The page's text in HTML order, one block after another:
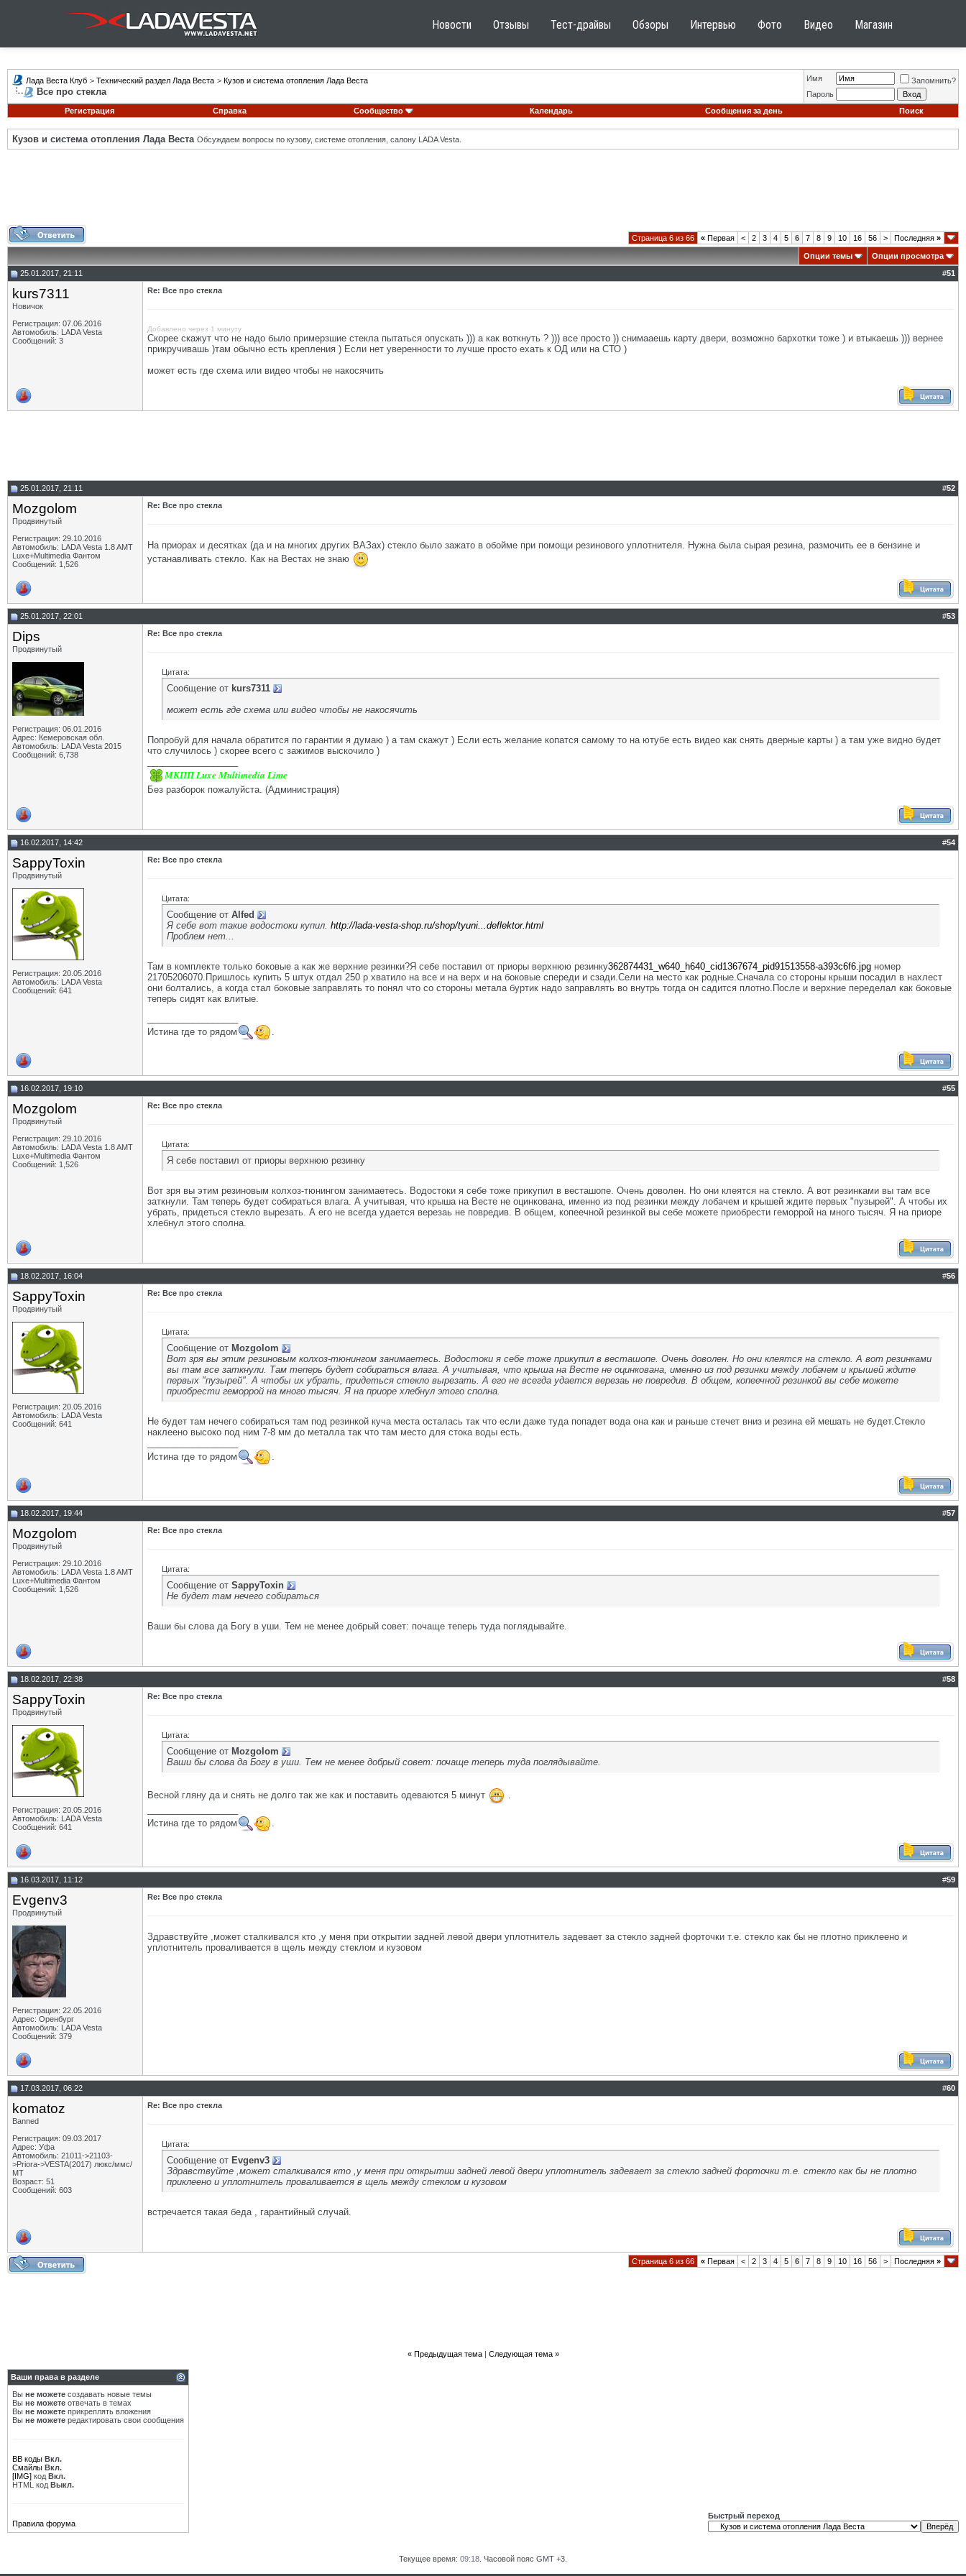
Новости Отзывы Тест-драйвы Обзоры Интервью Фото Видео Магазин
Лада Веста Клуб > Технический раздел Лада Веста > Кузов и система отопления Лада Веста
Все про стекла
Имя
Запомнить?
Пароль
Регистрация
Справка Сообщество Календарь Сообщения за день Поиск
Кузов и система отопления Лада Веста Обсуждаем вопросы по кузову, системе отопления, салону LADA Vesta.
Страница 6 из 66 « Первая < 2 3 4 5 6 7 8 9 10 16 56 > Последняя »
Опции темы
Опции просмотра
25.01.2017, 21:11
#51
kurs7311
Новичок
Регистрация: 07.06.2016
Автомобиль: LADA Vesta
Сообщений: 3
Re: Все про стекла
Добавлено через 1 минуту
Скорее скажут что не надо было примерзшие стекла пытаться опускать ))) а как воткнуть ? ))) все просто )) снимааешь карту двери, возможно бархотки тоже ) и втыкаешь ))) вернее
прикручивашь )там обычно есть крепления ) Если нет уверенности то лучше просто ехать к ОД или на СТО )
может есть где схема или видео чтобы не накосячить
25.01.2017, 21:11 #52
Mozgolom
Продвинутый
Регистрация: 29.10.2016
Автомобиль: LADA Vesta 1.8 AMT
Luxe+Multimedia Фантом
Сообщений: 1,526
Re: Все про стекла
На приорах и десятках (да и на многих других ВАЗах) стекло было зажато в обойме при помощи резинового уплотнителя. Нужна была сырая резина, размочить ее в бензине и
устанавливать стекло. Как на Вестах не знаю
25.01.2017, 22:01 #53
Dips
Продвинутый
Регистрация: 06.01.2016
Адрес: Кемеровская обл.
Автомобиль: LADA Vesta 2015
Сообщений: 6,738
Re: Все про стекла
Цитата:
Сообщение от kurs7311
может есть где схема или видео чтобы не накосячить
Попробуй для начала обратится по гарантии я думаю ) а там скажут ) Если есть желание копатся самому то на ютубе есть видео как снять дверные карты ) а там уже видно будет
что случилось ) скорее всего с зажимов выскочило )
МКПП Luxe Multimedia Lime
Без разборок пожалуйста. (Администрация)
16.02.2017, 14:42 #54
SappyToxin
Продвинутый
Регистрация: 20.05.2016
Автомобиль: LADA Vesta
Сообщений: 641
Re: Все про стекла
Цитата:
Сообщение от Alfed
Я себе вот такие водостоки купил. http://lada-vesta-shop.ru/shop/tyuni...deflektor.html
Проблем нет...
Там в комплекте только боковые а как же верхние резинки?Я себе поставил от приоры верхнюю резинку362874431_w640_h640_cid1367674_pid91513558-a393c6f6.jpg номер
21705206070.Пришлось купить 5 штук отдал 250 р хватило на все и на верх и на боковые спереди и сзади.Сели на место как родные.Сначала со стороны крыши посадил в нахлест
они болтались, а когда стал боковые заправлять то понял что со стороны метала буртик надо заправлять во внутрь тогда он садится плотно.После и верхние переделал как боковые
теперь сидят как влитые.
Истина где то рядом
16.02.2017, 19:10 #55
Mozgolom
Продвинутый
Регистрация: 29.10.2016
Автомобиль: LADA Vesta 1.8 AMT
Luxe+Multimedia Фантом
Сообщений: 1,526
Re: Все про стекла
Цитата:
Я себе поставил от приоры верхнюю резинку
Вот зря вы этим резиновым колхоз-тюнингом занимаетесь. Водостоки я себе тоже прикупил в весташопе. Очень доволен. Но они клеятся на стекло. А вот резинками вы там все
заткнули. Там теперь будет собираться влага. А учитывая, что крыша на Весте не оцинкована, именно из под резинки между лобачем и крышей ждите первых "пузырей". А чтобы их
убрать, придеться стекло вырезать. А его не всегда удается верезаь не повредив. В общем, копеечной резинкой вы себе можете приобрести геморрой на много тысяч. Я на приоре
хлебнул этого сполна.
18.02.2017, 16:04 #56
SappyToxin
Продвинутый
Регистрация: 20.05.2016
Автомобиль: LADA Vesta
Сообщений: 641
Re: Все про стекла
Цитата:
Сообщение от Mozgolom
Вот зря вы этим резиновым колхоз-тюнингом занимаетесь. Водостоки я себе тоже прикупил в весташопе. Очень доволен. Но они клеятся на стекло. А вот резинками
вы там все заткнули. Там теперь будет собираться влага. А учитывая, что крыша на Весте не оцинкована, именно из под резинки между лобачем и крышей ждите
первых "пузырей". А чтобы их убрать, придеться стекло вырезать. А его не всегда удается верезаь не повредив. В общем, копеечной резинкой вы себе можете
приобрести геморрой на много тысяч. Я на приоре хлебнул этого сполна.
Не будет там нечего собираться там под резинкой куча места осталась так что если даже туда попадет вода она как и раньше стечет вниз и резина ей мешать не будет.Стекло
наклеено высоко под ним 7-8 мм до металла так что там место для стока воды есть.
Истина где то рядом
18.02.2017, 19:44 #57
Mozgolom
Продвинутый
Регистрация: 29.10.2016
Автомобиль: LADA Vesta 1.8 AMT
Luxe+Multimedia Фантом
Сообщений: 1,526
Re: Все про стекла
Цитата:
Сообщение от SappyToxin
Не будет там нечего собираться
Ваши бы слова да Богу в уши. Тем не менее добрый совет: почаще теперь туда поглядывайте.
18.02.2017, 22:38 #58
SappyToxin
Продвинутый
Регистрация: 20.05.2016
Автомобиль: LADA Vesta
Сообщений: 641
Re: Все про стекла
Цитата:
Сообщение от Mozgolom
Ваши бы слова да Богу в уши. Тем не менее добрый совет: почаще теперь туда поглядывайте.
Весной гляну да и снять не долго так же как и поставить одеваются 5 минут
Истина где то рядом
16.03.2017, 11:12 #59
Evgenv3
Продвинутый
Регистрация: 22.05.2016
Адрес: Оренбург
Автомобиль: LADA Vesta
Сообщений: 379
Re: Все про стекла
Здравствуйте ,может сталкивался кто ,у меня при открытии задней левой двери уплотнитель задевает за стекло задней форточки т.е. стекло как бы не плотно приклеено и
уплотнитель проваливается в щель между стеклом и кузовом
17.03.2017, 06:22 #60
komatoz
Banned
Регистрация: 09.03.2017
Адрес: Уфа
Автомобиль: 21011->21103-
>Priora->VESTA(2017) люкс/ммс/
МТ
Возраст: 51
Сообщений: 603
Re: Все про стекла
Цитата:
Сообщение от Evgenv3
Здравствуйте ,может сталкивался кто ,у меня при открытии задней левой двери уплотнитель задевает за стекло задней форточки т.е. стекло как бы не плотно
приклеено и уплотнитель проваливается в щель между стеклом и кузовом
встречается такая беда , гарантийный случай.
Страница 6 из 66 « Первая < 2 3 4 5 6 7 8 9 10 16 56 > Последняя »
« Предыдущая тема| Следующая тема »
Ваши права в разделе
Вы не можете создавать новые темы
Вы не можете отвечать в темах
Вы не можете прикреплять вложения
Вы не можете редактировать свои сообщения
BB коды Вкл.
Смайлы Вкл.
[IMG] код Вкл.
HTML код Выкл.
Правила форума
Быстрый переход
Текущее время: 09:18 . Часовой пояс GMT +3.